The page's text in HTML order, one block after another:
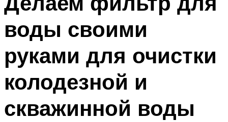
воды своими
руками для очистки
колодезной и
скважинной воды